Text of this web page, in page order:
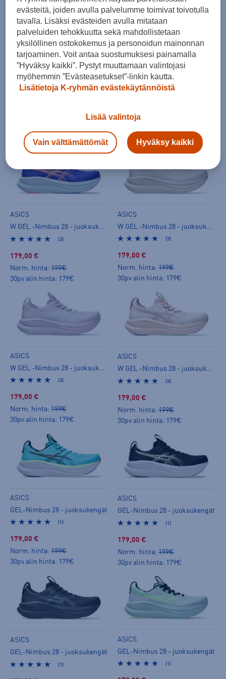
ASICS
30pv alin hinta: 179€
ASICS
179,00 €
30pv alin hinta: 179€
ASICS
W GEL -Nimbus 28 - juoksukengät
(3)
179,00 €
Norm. hinta: 199€
30pv alin hinta: 179€
ASICS
(3)
179,00 €
Norm. hinta: 199€
30pv alin hinta: 179€
ASICS
W GEL -Nimbus 28 - juoksukengät
(3)
179,00 €
Norm. hinta: 199€
30pv alin hinta: 179€
ASICS
W GEL -Nimbus 28 - juoksukengät
(3)
179,00 €
Norm. hinta: 199€
30pv alin hinta: 179€
ASICS
GEL-Nimbus 28 - juoksukengät
(1)
179,00 €
Norm. hinta: 199€
30pv alin hinta: 179€
ASICS
GEL-Nimbus 28 - juoksukengät
(1)
179,00 €
Norm. hinta: 199€
30pv alin hinta: 179€
ASICS
GEL-Nimbus 28 - juoksukengät
(1)
ASICS
GEL-Nimbus 28 - juoksukengät
(1)
evästeitä, joiden avulla palvelumme toimivat toivotulla
tavalla. Lisäksi evästeiden avulla mitataan
palveluiden tehokkuutta sekä mahdollistetaan
yksilöllinen ostokokemus ja personoidun mainonnan
tarjoaminen. Voit antaa suostumuksesi painamalla
”Hyväksy kaikki”. Pystyt muuttamaan valintojasi
myöhemmin ”Evästeasetukset”-linkin kautta.
Lisätietoja K-ryhmän evästekäytännöistä
Lisää valintoja
Vain välttämättömät Hyväksy kaikki